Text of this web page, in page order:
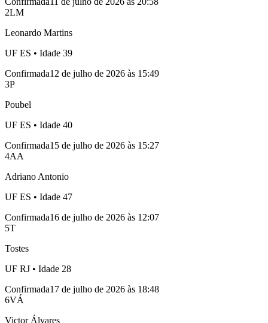
2LM
Leonardo Martins
UF ES • Idade 39
Confirmada12 de julho de 2026 às 15:49
3P
Poubel
UF ES • Idade 40
Confirmada15 de julho de 2026 às 15:27
4AA
Adriano Antonio
UF ES • Idade 47
Confirmada16 de julho de 2026 às 12:07
5T
Tostes
UF RJ • Idade 28
Confirmada17 de julho de 2026 às 18:48
6VÁ
Victor Álvares